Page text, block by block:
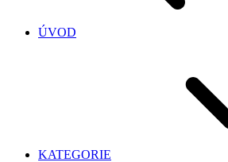
ÚVOD
KATEGORIE